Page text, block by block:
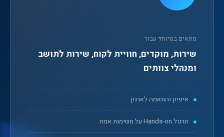
מתאים במיוחד עבור
שירות, מוקדים, חוויית לקוח, שירות לתושב
ומנהלי צוותים
איפיון והתאמה לארגון
תרגול Hands-on על משימות אמת